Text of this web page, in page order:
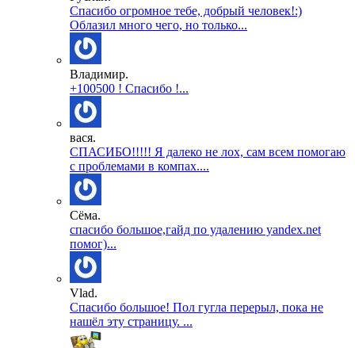
Спасибо огромное тебе, добрый человек!:)
Облазил много чего, но только...
Владимир.
+100500 ! Спасибо !...
вася.
СПАСИБО!!!!! Я далеко не лох, сам всем помогаю
с проблемами в компах....
Сёма.
спасибо большое,гайд по удалению yandex.net
помог)...
Vlad.
Спасибо большое! Пол гугла перерыл, пока не
нашёл эту страницу. ...